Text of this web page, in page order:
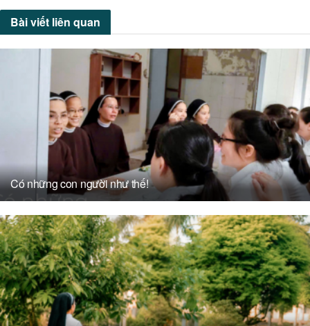
Bài viết liên quan
Có những con người như thế!